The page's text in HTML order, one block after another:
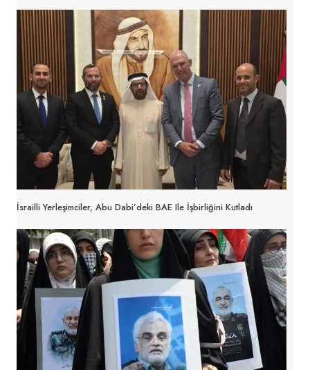
İsrailli Yerleşimciler, Abu Dabi’deki BAE Ile İşbirliğini Kutladı